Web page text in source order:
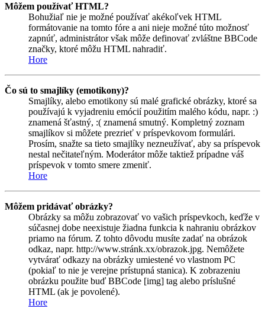
Môžem používať HTML?
Bohužiaľ nie je možné používať akékoľvek HTML
formátovanie na tomto fóre a ani nieje možné túto možnosť
zapnúť, administrátor však môže definovať zvláštne BBCode
značky, ktoré môžu HTML nahradiť.
Hore
Čo sú to smajlíky (emotikony)?
Smajlíky, alebo emotikony sú malé grafické obrázky, ktoré sa
používajú k vyjadreniu emócií použitím malého kódu, napr. :)
znamená šťastný, :( znamená smutný. Kompletný zoznam
smajlíkov si môžete prezrieť v príspevkovom formulári.
Prosím, snažte sa tieto smajlíky nezneužívať, aby sa príspevok
nestal nečitateľným. Moderátor môže taktiež prípadne váš
príspevok v tomto smere zmeniť.
Hore
Môžem pridávať obrázky?
Obrázky sa môžu zobrazovať vo vašich príspevkoch, keďže v
súčasnej dobe neexistuje žiadna funkcia k nahraniu obrázkov
priamo na fórum. Z tohto dôvodu musíte zadať na obrázok
odkaz, napr. http://www.stránk.xx/obrazok.jpg. Nemôžete
vytvárať odkazy na obrázky umiestené vo vlastnom PC
(pokiaľ to nie je verejne prístupná stanica). K zobrazeniu
obrázku použite buď BBCode [img] tag alebo príslušné
HTML (ak je povolené).
Hore